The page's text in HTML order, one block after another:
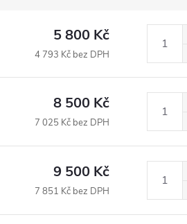
5 800 Kč
4 793 Kč bez DPH
8 500 Kč
7 025 Kč bez DPH
9 500 Kč
7 851 Kč bez DPH